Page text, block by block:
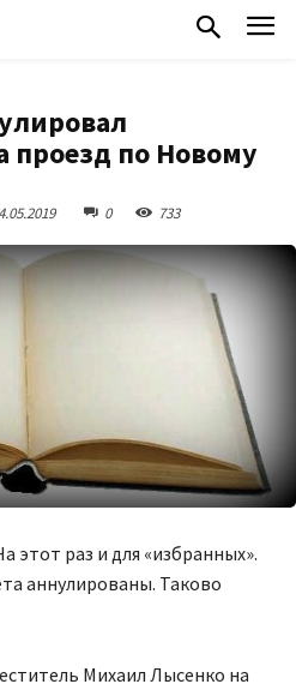
проезд по Новому
0 733
этот раз и для «избранных».
аннулированы. Таково
Михаил Лысенко на